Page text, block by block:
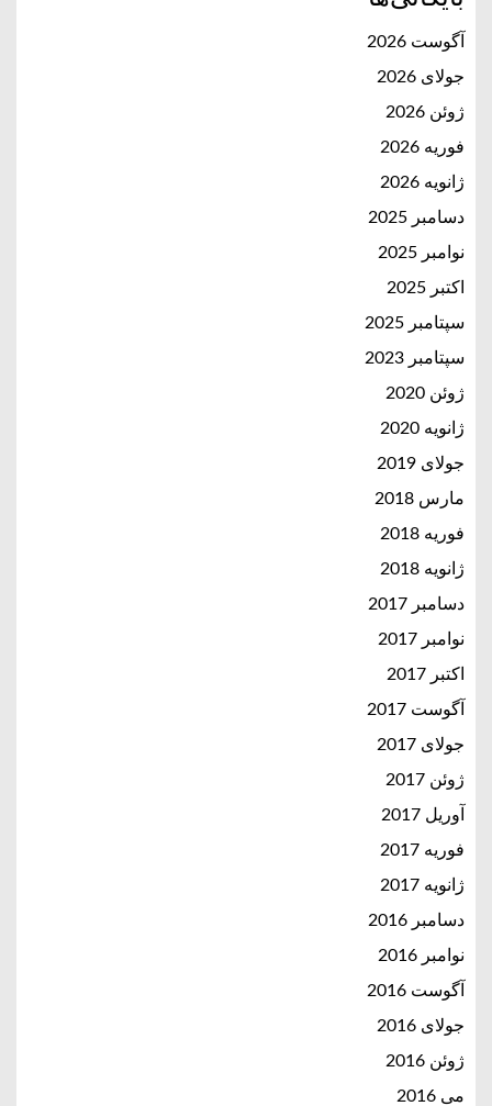
آگوست 2026
جولای 2026
ژوئن 2026
فوریه 2026
ژانویه 2026
دسامبر 2025
نوامبر 2025
اکتبر 2025
سپتامبر 2025
سپتامبر 2023
ژوئن 2020
ژانویه 2020
جولای 2019
مارس 2018
فوریه 2018
ژانویه 2018
دسامبر 2017
نوامبر 2017
اکتبر 2017
آگوست 2017
جولای 2017
ژوئن 2017
آوریل 2017
فوریه 2017
ژانویه 2017
دسامبر 2016
نوامبر 2016
آگوست 2016
جولای 2016
ژوئن 2016
می 2016